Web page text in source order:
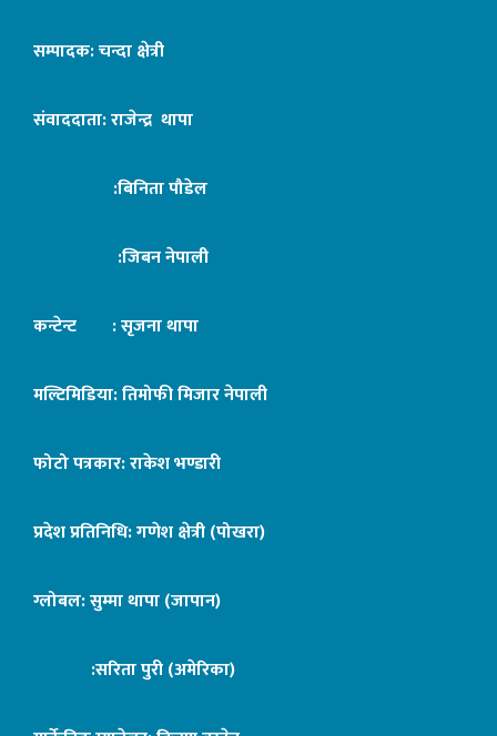
सम्पादक: चन्दा क्षेत्री
संवाददाता: राजेन्द्र थापा
:बिनिता पौडेल
:जिबन नेपाली
कन्टेन्ट : सृजना थापा
मल्टिमिडिया: तिमोफी मिजार नेपाली
फोटो पत्रकार: राकेश भण्डारी
प्रदेश प्रतिनिधि: गणेश क्षेत्री (पोखरा)
ग्लोबल: सुम्मा थापा (जापान)
:सरिता पुरी (अमेरिका)